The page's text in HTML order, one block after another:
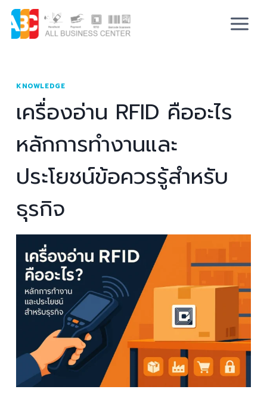
KNOWLEDGE
เครื่องอ่าน RFID คืออะไร
หลักการทำงานและ
ประโยชน์ข้อควรรู้สำหรับ
ธุรกิจ